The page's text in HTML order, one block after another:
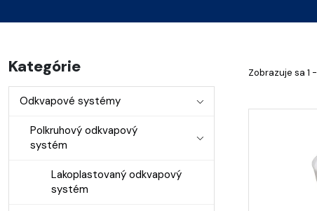
Kategórie
Odkvapové systémy
Polkruhový odkvapový
systém
Lakoplastovaný odkvapový
systém
Zobrazuje sa 1